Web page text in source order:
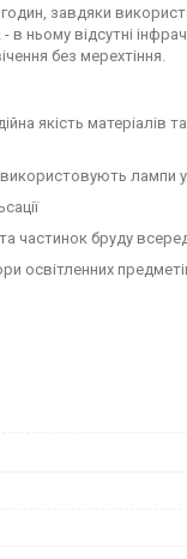
завдяки
в ньому відсутні
без мерехтіння.
якість матеріалів
лампи
частинок бруду
освітленних